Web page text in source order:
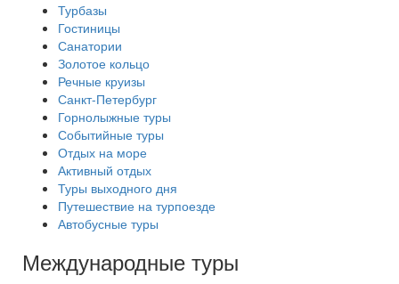
Турбазы
Гостиницы
Санатории
Золотое кольцо
Речные круизы
Санкт-Петербург
Горнолыжные туры
Событийные туры
Отдых на море
Активный отдых
Туры выходного дня
Путешествие на турпоезде
Автобусные туры
Международные туры